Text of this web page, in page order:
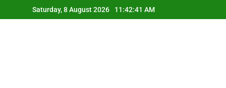
to
Saturday, 8 August 2026 11:42:42 AM